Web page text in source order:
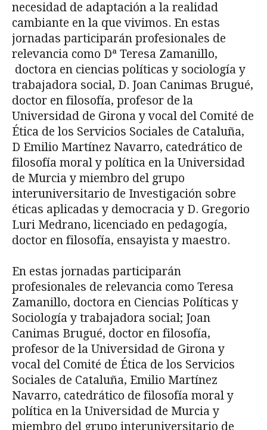
necesidad de adaptación a la realidad
cambiante en la que vivimos. En estas
jornadas participarán profesionales de
relevancia como Dª Teresa Zamanillo,
doctora en ciencias políticas y sociología y
trabajadora social, D. Joan Canimas Brugué,
doctor en filosofía, profesor de la
Universidad de Girona y vocal del Comité de
Ética de los Servicios Sociales de Cataluña,
D Emilio Martínez Navarro, catedrático de
filosofía moral y política en la Universidad
de Murcia y miembro del grupo
interuniversitario de Investigación sobre
éticas aplicadas y democracia y D. Gregorio
Luri Medrano, licenciado en pedagogía,
doctor en filosofía, ensayista y maestro.
En estas jornadas participarán
profesionales de relevancia como Teresa
Zamanillo, doctora en Ciencias Políticas y
Sociología y trabajadora social; Joan
Canimas Brugué, doctor en filosofía,
profesor de la Universidad de Girona y
vocal del Comité de Ética de los Servicios
Sociales de Cataluña, Emilio Martínez
Navarro, catedrático de filosofía moral y
política en la Universidad de Murcia y
miembro del grupo interuniversitario de